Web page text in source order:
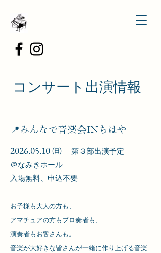
​コンサート出演情報
📍 みんなで音楽会INちはや​
​2026.05.10 ㈰
第３部出演予定
＠なみきホール​
入場無料、申込不要
​お子様も大人の方も、
アマチュアの方もプロ奏者も、
演奏者もお客さんも。
音楽が大好きな皆さんが一緒に作り上げる音楽